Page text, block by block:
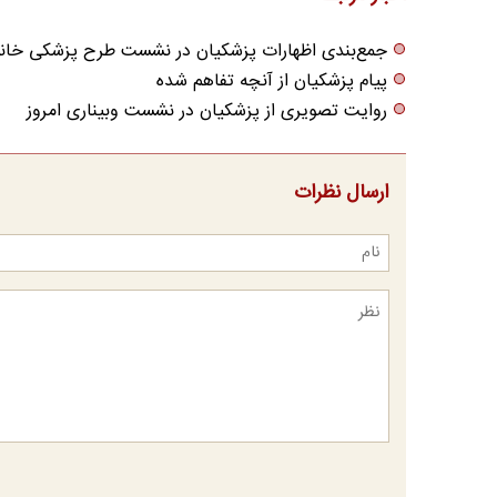
جمع‌بندی اظهارات پزشکیان در نشست طرح پزشکی
پیام پزشکیان از ‏آنچه تفاهم شده
روایت تصویری از پزشکیان در نشست وبیناری امروز
ارسال نظرات